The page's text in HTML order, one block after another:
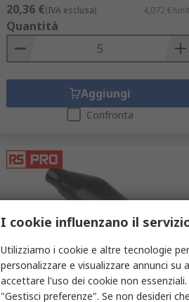
20,36 €(IVA esclusa) 4,072 €/
Quantità
Aggiungi
Confronta
In magazzino
Clip a coccodrillo RS PRO Acciaio
I cookie influenzano il
Utilizziamo i cookie e altre tecnologie
personalizzare e visualizzare annunci
accettare l'uso dei cookie non
"Gestisci preferenze". Se non desideri